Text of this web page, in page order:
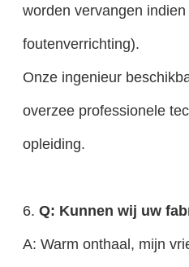
worden vervangen
foutenverrichting).
Onze ingenieur
overzee professionele
opleiding.
6. Q: Kunnen wij uw
A: Warm onthaal, mijn